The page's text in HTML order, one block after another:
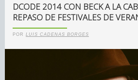
DCODE 2014 CON BECK A LA
REPASO DE FESTIVALES DE
POR LUIS CADENAS BORGES